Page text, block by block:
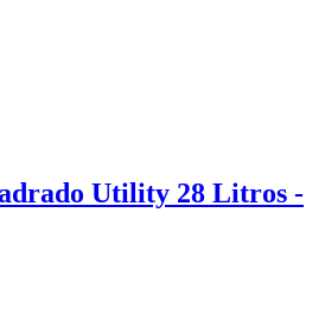
Utility 28 Litros -